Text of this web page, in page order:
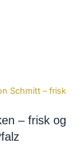
– frisk og